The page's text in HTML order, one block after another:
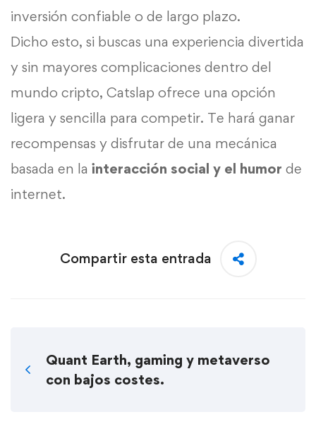
inversión confiable o de largo plazo.
Dicho esto, si buscas una experiencia divertida
y sin mayores complicaciones dentro del
mundo cripto, Catslap ofrece una opción
ligera y sencilla para competir. Te hará ganar
recompensas y disfrutar de una mecánica
basada en la interacción social y el humor de
internet.
Compartir esta entrada
Quant Earth, gaming y metaverso
con bajos costes.